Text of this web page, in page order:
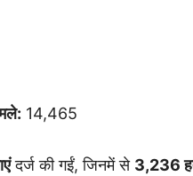
14,465
दर्ज की गईं, जिनमें से 3,236